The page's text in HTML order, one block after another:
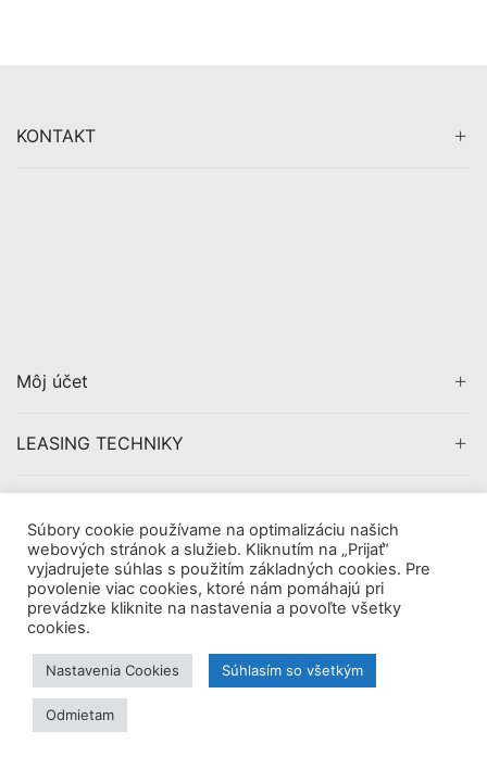
KONTAKT
Môj účet
LEASING TECHNIKY
Copyright © 2019AVDigital, s.r.o. . All Rights Reserved.
Tieto internetové stránky používajú súbory cookie. Viac
informáciítu.
Súbory cookie používame na optimalizáciu našich
webových stránok a služieb. Kliknutím na „Prijať“
vyjadrujete súhlas s použitím základných cookies. Pre
povolenie viac cookies, ktoré nám pomáhajú pri
prevádzke kliknite na nastavenia a povoľte všetky
cookies.
Nastavenia Cookies Súhlasím so všetkým
Odmietam